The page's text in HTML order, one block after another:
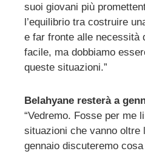
suoi giovani più
l’equilibrio tra costruire
e far fronte alle necessità
facile, ma dobbiamo
queste situazioni.”
Belahyane resterà a
“Vedremo. Fosse per me
situazioni che vanno oltre
gennaio discuteremo